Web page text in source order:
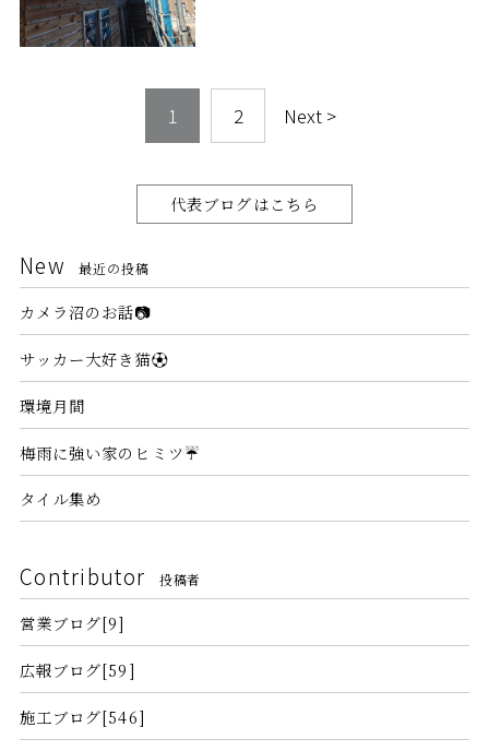
1 2 Next >
代表ブログはこちら
New 最近の投稿
カメラ沼のお話📷
サッカー大好き猫⚽
環境月間
梅雨に強い家のヒミツ☔
タイル集め
Contributor 投稿者
営業ブログ[9]
広報ブログ[59]
施工ブログ[546]